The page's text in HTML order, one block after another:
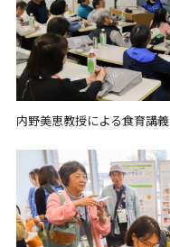
内野美恵教授による食育講義